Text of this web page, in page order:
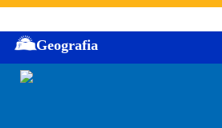
Geografia